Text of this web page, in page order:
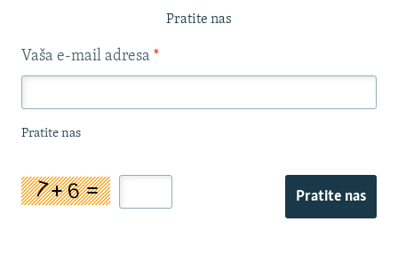
Pratite nas
Vaša e-mail adresa *
Pratite nas
Pratite nas